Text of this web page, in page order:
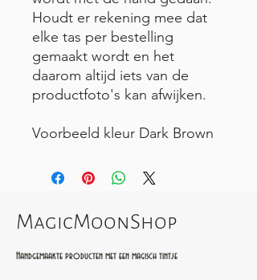
Houdt er rekening mee dat
elke tas per bestelling
gemaakt wordt en het
daarom altijd iets van de
productfoto's kan afwijken.
Voorbeeld kleur Dark Brown
MagicMoonShop
Handgemaakte producten met een magisch tintje